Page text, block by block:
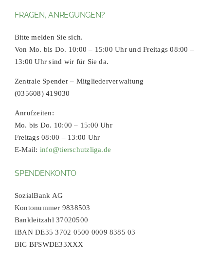
FRAGEN, ANREGUNGEN?
Bitte melden Sie sich.
Von Mo. bis Do. 10:00 – 15:00 Uhr und Freitags 08:00 –
13:00 Uhr sind wir für Sie da.
Zentrale Spender – Mitgliederverwaltung
(035608) 419030
Anrufzeiten:
Mo. bis Do. 10:00 – 15:00 Uhr
Freitags 08:00 – 13:00 Uhr
E-Mail: info@tierschutzliga.de
SPENDENKONTO
SozialBank AG
Kontonummer 9838503
Bankleitzahl 37020500
IBAN DE35 3702 0500 0009 8385 03
BIC BFSWDE33XXX